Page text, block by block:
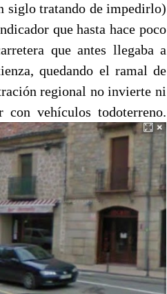
siglo tratando de impedirlo)
que hasta hace poco
que antes llegaba a
quedando el ramal de
regional no invierte ni
vehículos todoterreno.